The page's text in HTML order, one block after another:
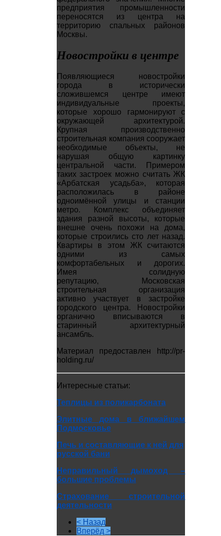
предприятия промышленности
переносятся из центра на
территорию спальных районов
Москвы.
Новостройки в центре
Появляющиеся новостройки
города в исторически
сложившемся центре имеют
индивидуальные проекты,
которые хорошо гармонируют с
окружающей архитектурой.
Крупная производственно
строительная компания сооружает
необходимые объекты, не
нарушая общую картинку
центральной части. Примером
таких застроек можно считать ЖК
«Арбатская усадьба», которая
расположилась в районе
одноимённой улицы и станции
метро. Комплекс объединяет
здания разной высоты, которые
внешне очень похожи на дома,
которые строились сто лет назад.
Квартиры в этом ЖК считаются
одними из самых
комфортабельных и дорогих.
Имея солидную
репутацию, Московская
строительная организация
активно участвует в застройке
городского центра. Новостройки
органично вписываются в
старинный архитектурный
ансамбль.
Материал предоставлен http://pr-
holding.ru/
Интересные статьи:
Теплицы из поликарбоната
Элитные дома в ближайшем
Подмосковье
Печь и составляющие к ней для
русской бани
Неправильный дымоход –
большие проблемы
Страхование строительной
деятельности
< Назад
Вперёд >